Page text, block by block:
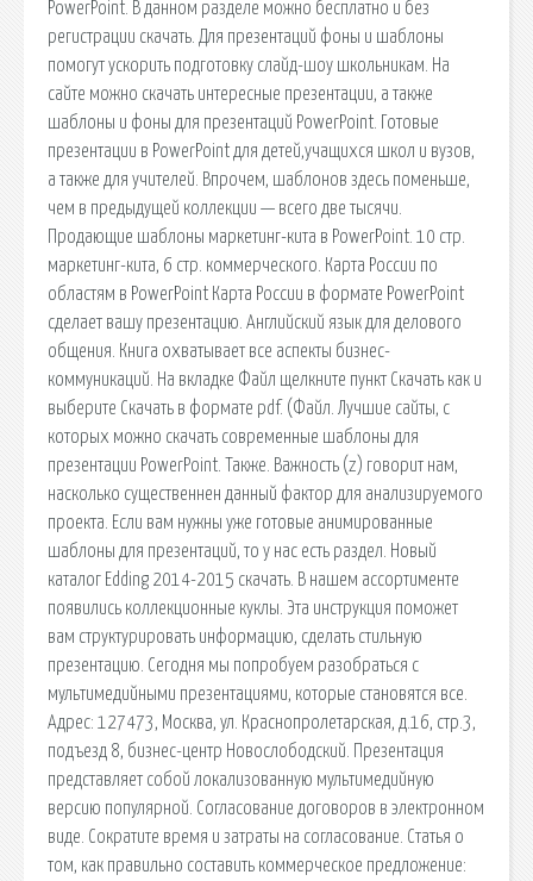
PowerPoint. В данном разделе можно бесплатно и без
регистрации скачать. Для презентаций фоны и шаблоны
помогут ускорить подготовку слайд-шоу школьникам. На
сайте можно скачать интересные презентации, а также
шаблоны и фоны для презентаций PowerPoint. Готовые
презентации в PowerPoint для детей,учащихся школ и вузов,
а также для учителей. Впрочем, шаблонов здесь поменьше,
чем в предыдущей коллекции — всего две тысячи.
Продающие шаблоны маркетинг-кита в PowerPoint. 10 стр.
маркетинг-кита, 6 стр. коммерческого. Карта России по
областям в PowerPoint Карта России в формате PowerPoint
сделает вашу презентацию. Английский язык для делового
общения. Книга охватывает все аспекты бизнес-
коммуникаций. На вкладке Файл щелкните пункт Скачать как и
выберите Скачать в формате pdf. (Файл. Лучшие сайты, с
которых можно скачать современные шаблоны для
презентации PowerPoint. Также. Важность (z) говорит нам,
насколько существеннен данный фактор для анализируемого
проекта. Если вам нужны уже готовые анимированные
шаблоны для презентаций, то у нас есть раздел. Новый
каталог Edding 2014-2015 скачать. В нашем ассортименте
появились коллекционные куклы. Эта инструкция поможет
вам структурировать информацию, сделать стильную
презентацию. Сегодня мы попробуем разобраться с
мультимедийными презентациями, которые становятся все.
Адрес: 127473, Москва, ул. Краснопролетарская, д.16, стр.3,
подъезд 8, бизнес-центр Новослободский. Презентация
представляет собой локализованную мультимедийную
версию популярной. Согласование договоров в электронном
виде. Сократите время и затраты на согласование. Статья о
том, как правильно составить коммерческое предложение: